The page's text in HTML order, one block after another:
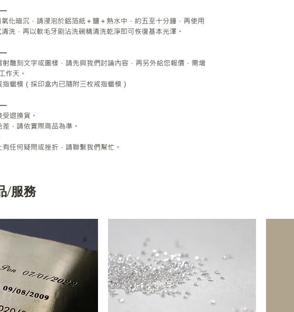
—
化暗沉，請浸泡於鋁箔紙＋鹽＋熱水中，約五至十分鐘，再使用
洗，再以軟毛牙刷沾洗碗精清洗乾淨即可恢復基本光澤。
—
雕刻文字或圖樣，請先與我們討論內容，再另外給您報價，需增
作天。
蠟模（採印盒內已隨附三枚戒指蠟模）
—
退換貨。
，請依實際商品為準。
任何疑問或挫折，請聯繫我們幫忙。
/服務